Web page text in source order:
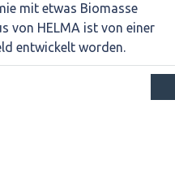
mit etwas Biomasse
von HELMA ist von einer
entwickelt worden.